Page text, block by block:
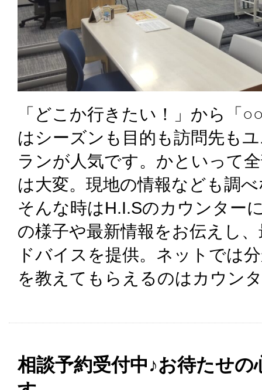
「どこか行きたい！」から「
はシーズンも目的も訪問先も
ランが人気です。かといって
は大変。現地の情報なども調
そんな時はH.I.Sのカウンター
の様子や最新情報をお伝えし
ドバイスを提供。ネットでは
を教えてもらえるのはカウン
相談予約受付中♪お待たせ